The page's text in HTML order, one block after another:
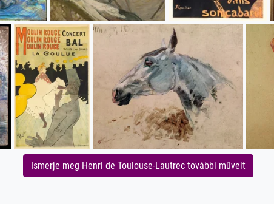
Ismerje meg Henri de Toulouse-Lautrec további műveit